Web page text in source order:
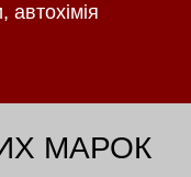
автохімія
МАРОК